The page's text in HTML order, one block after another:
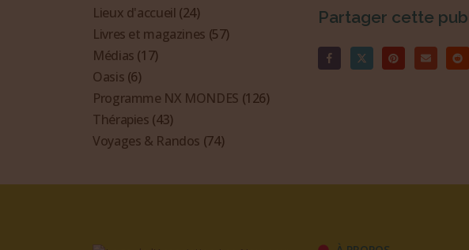
Partager cette
Lieux d'accueil (24)
Livres et magazines (57)
Médias (17)
Oasis (6)
Programme NX MONDES (126)
Thérapies (43)
Voyages & Randos (74)